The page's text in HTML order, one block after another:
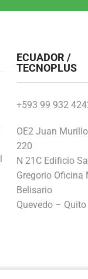
ECUADOR /
TECNOPLUS
+593 99 932
OE2 Juan
220
N 21C Edificio
Gregorio Oficina
Belisario
Quevedo – Quito